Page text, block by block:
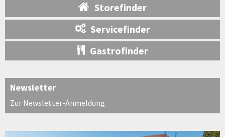
Storefinder
Servicefinder
Gastrofinder
Newsletter
Zur Newsletter-Anmeldung